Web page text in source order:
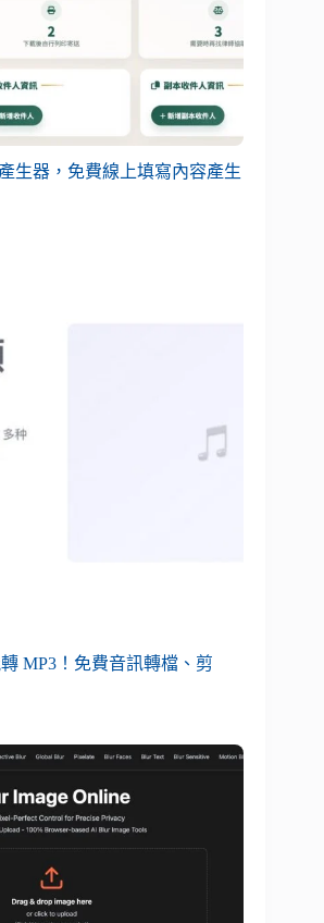
生器，免費線上填寫內容產生
MP3！免費音訊轉檔、剪